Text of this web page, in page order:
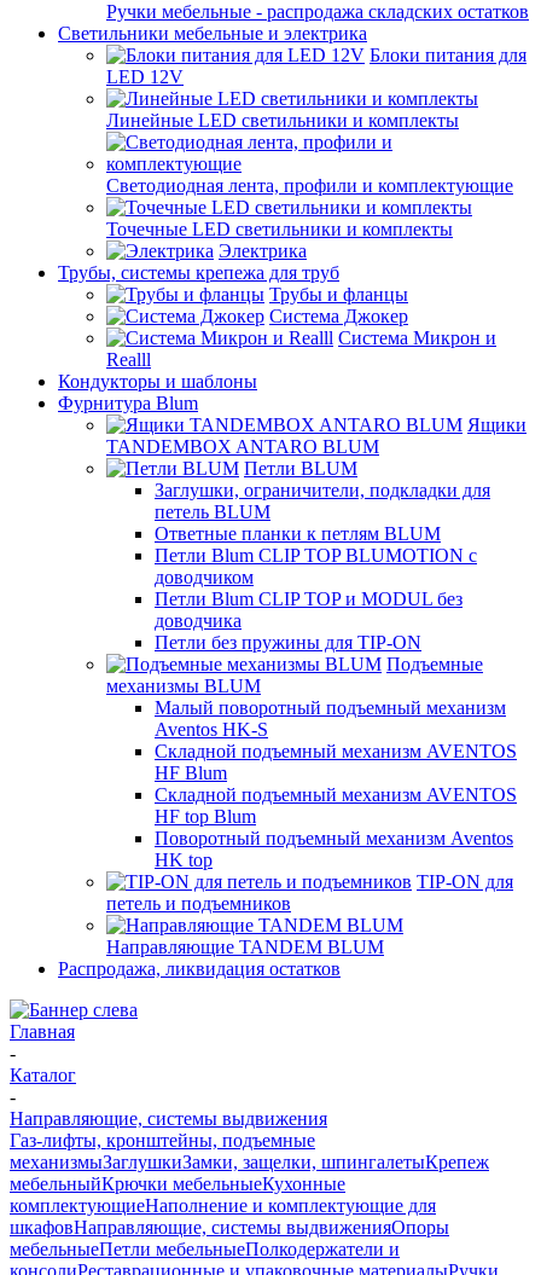
Ручки мебельные - распродажа складских остатков
Светильники мебельные и электрика
Блоки питания для
LED 12V
Линейные LED светильники и комплекты
Светодиодная лента, профили и комплектующие
Точечные LED светильники и комплекты
Электрика
Трубы, системы крепежа для труб
Трубы и фланцы
Система Джокер
Система Микрон и
Realll
Кондукторы и шаблоны
Фурнитура Blum
Ящики
TANDEMBOX ANTARO BLUM
Петли BLUM
Заглушки, ограничители, подкладки для
петель BLUM
Ответные планки к петлям BLUM
Петли Blum CLIP TOP BLUMOTION с
доводчиком
Петли Blum CLIP TOP и MODUL без
доводчика
Петли без пружины для TIP-ON
Подъемные
механизмы BLUM
Малый поворотный подъемный механизм
Aventos HK-S
Складной подъемный механизм AVENTOS
HF Blum
Складной подъемный механизм AVENTOS
HF top Blum
Поворотный подъемный механизм Aventos
HK top
TIP-ON для
петель и подъемников
Направляющие TANDEM BLUM
Распродажа, ликвидация остатков
Главная
-
Каталог
-
Направляющие, системы выдвижения
Газ-лифты, кронштейны, подъемные
механизмыЗаглушкиЗамки, защелки, шпингалетыКрепеж
мебельныйКрючки мебельныеКухонные
комплектующиеНаполнение и комплектующие для
шкафовНаправляющие, системы выдвиженияОпоры
мебельныеПетли мебельныеПолкодержатели и
консолиРеставрационные и упаковочные материалыРучки